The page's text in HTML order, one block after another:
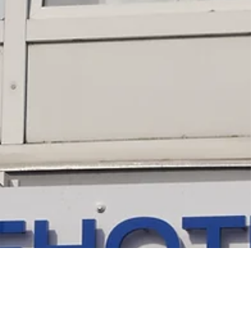
Das Ende der Geschichte unseres Flagschiffes
MB Berlin, Ex B03, ist verbunden mit Wehmut
aber auch mit Stolz für das was wir aus der...